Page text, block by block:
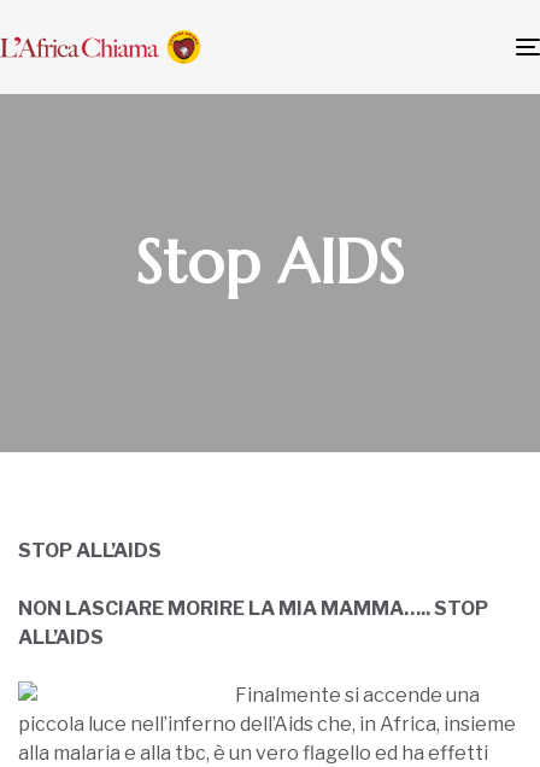
Stop AIDS
STOP ALL’AIDS
NON LASCIARE MORIRE LA MIA MAMMA….. STOP
ALL’AIDS
Finalmente si accende una
piccola luce nell’inferno dell’Aids che, in Africa, insieme
alla malaria e alla tbc, è un vero flagello ed ha effetti